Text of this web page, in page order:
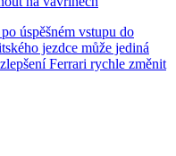
úspěšném vstupu do
jezdce může jediná
Ferrari rychle změnit